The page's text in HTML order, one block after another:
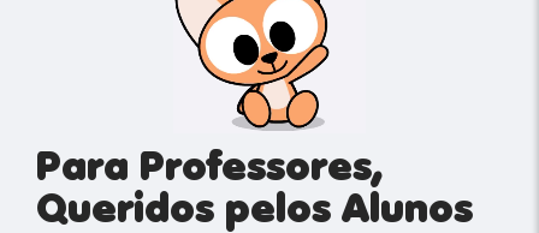
Para Professores,
Queridos pelos Alunos